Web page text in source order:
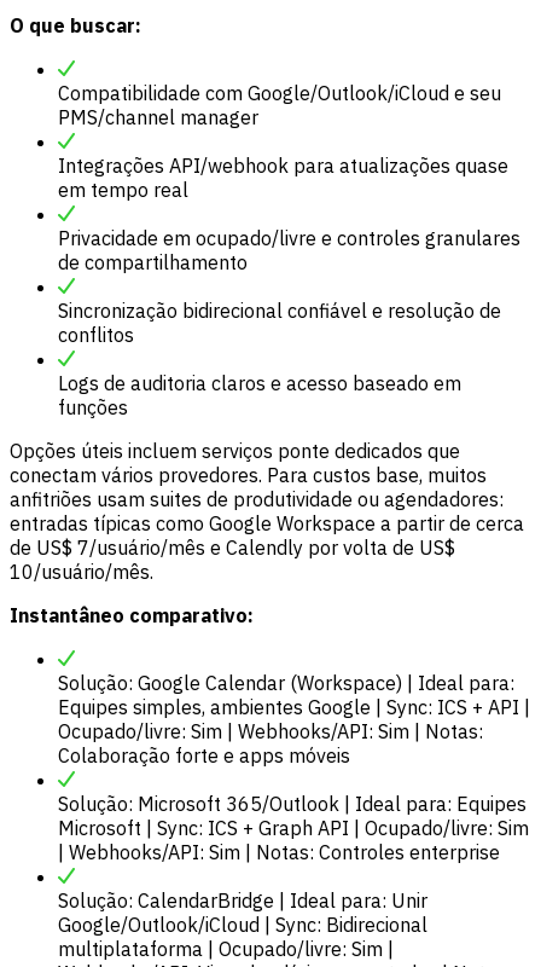
O que buscar:
Compatibilidade com Google/Outlook/iCloud e seu
PMS/channel manager
Integrações API/webhook para atualizações quase
em tempo real
Privacidade em ocupado/livre e controles granulares
de compartilhamento
Sincronização bidirecional confiável e resolução de
conflitos
Logs de auditoria claros e acesso baseado em
funções
Opções úteis incluem serviços ponte dedicados que
conectam vários provedores. Para custos base, muitos
anfitriões usam suites de produtividade ou agendadores:
entradas típicas como Google Workspace a partir de cerca
de US$ 7/usuário/mês e Calendly por volta de US$
10/usuário/mês.
Instantâneo comparativo:
Solução: Google Calendar (Workspace) | Ideal para:
Equipes simples, ambientes Google | Sync: ICS + API |
Ocupado/livre: Sim | Webhooks/API: Sim | Notas:
Colaboração forte e apps móveis
Solução: Microsoft 365/Outlook | Ideal para: Equipes
Microsoft | Sync: ICS + Graph API | Ocupado/livre: Sim
| Webhooks/API: Sim | Notas: Controles enterprise
Solução: CalendarBridge | Ideal para: Unir
Google/Outlook/iCloud | Sync: Bidirecional
multiplataforma | Ocupado/livre: Sim |